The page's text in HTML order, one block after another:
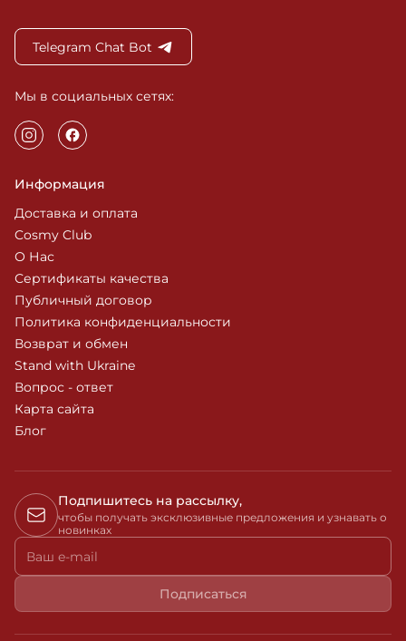
Telegram Chat Bot
Мы в социальных сетях:
Информация
Доставка и оплата
Cosmy Club
О Нас
Сертификаты качества
Публичный договор
Политика конфиденциальности
Возврат и обмен
Stand with Ukraine
Вопрос - ответ
Карта сайта
Блог
Подпишитесь на рассылку,
чтобы получать эксклюзивные предложения и узнавать о
новинках
Ваш e-mail
Подписаться